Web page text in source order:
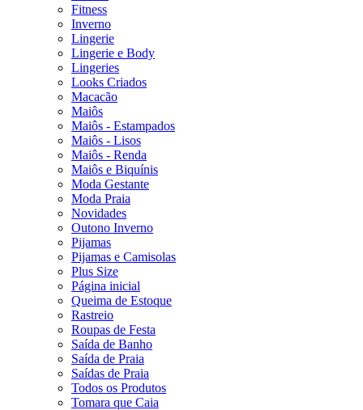
Fitness
Inverno
Lingerie
Lingerie e Body
Lingeries
Looks Criados
Macacão
Maiôs
Maiôs - Estampados
Maiôs - Lisos
Maiôs - Renda
Maiôs e Biquínis
Moda Gestante
Moda Praia
Novidades
Outono Inverno
Pijamas
Pijamas e Camisolas
Plus Size
Página inicial
Queima de Estoque
Rastreio
Roupas de Festa
Saída de Banho
Saída de Praia
Saídas de Praia
Todos os Produtos
Tomara que Caia